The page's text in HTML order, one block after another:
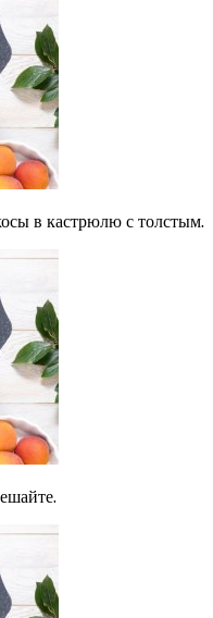
в кастрюлю с толстым.